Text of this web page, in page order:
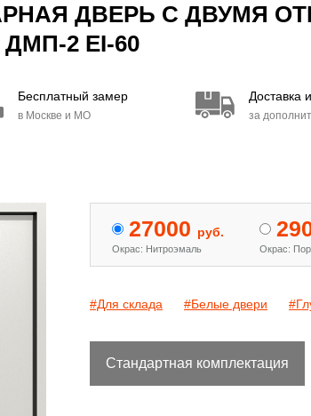
Двупольные двери со стеклом
[15] Двери EI 30
ДВЕРЬ С ДВУМЯ
ДМП-2 EI-60
Бесплатный замер
в Москве и МО
Доставка
за
27000 руб.
Окрас: Нитроэмаль Окрас:
#Для склада #Белые двери
Стандартная комплектация